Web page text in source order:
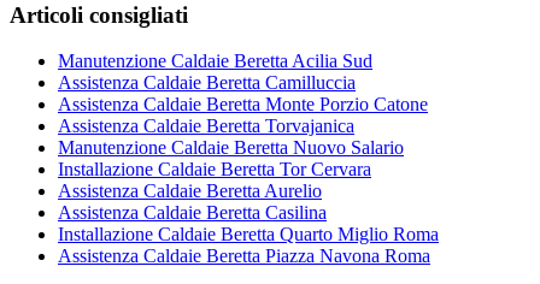
Articoli consigliati
Manutenzione Caldaie Beretta Acilia Sud
Assistenza Caldaie Beretta Camilluccia
Assistenza Caldaie Beretta Monte Porzio Catone
Assistenza Caldaie Beretta Torvajanica
Manutenzione Caldaie Beretta Nuovo Salario
Installazione Caldaie Beretta Tor Cervara
Assistenza Caldaie Beretta Aurelio
Assistenza Caldaie Beretta Casilina
Installazione Caldaie Beretta Quarto Miglio Roma
Assistenza Caldaie Beretta Piazza Navona Roma